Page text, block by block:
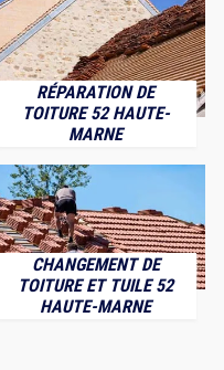
RÉPARATION DE
TOITURE 52 HAUTE-
MARNE
CHANGEMENT DE
TOITURE ET TUILE 52
HAUTE-MARNE